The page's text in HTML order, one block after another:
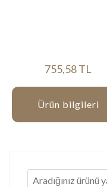
755,58 TL
Ürün bilgileri